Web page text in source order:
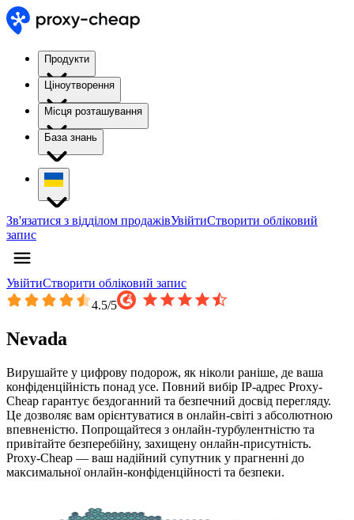
Продукти
Ціноутворення
Місця розташування
База знань
Зв'язатися з відділом продажівУвійтиСтворити обліковий
запис
УвійтиСтворити обліковий запис
4.5/5
Nevada
Вирушайте у цифрову подорож, як ніколи раніше, де ваша
конфіденційність понад усе. Повний вибір IP-адрес Proxy-
Cheap гарантує бездоганний та безпечний досвід перегляду.
Це дозволяє вам орієнтуватися в онлайн-світі з абсолютною
впевненістю. Попрощайтеся з онлайн-турбулентністю та
привітайте безперебійну, захищену онлайн-присутність.
Proxy-Cheap — ваш надійний супутник у прагненні до
максимальної онлайн-конфіденційності та безпеки.